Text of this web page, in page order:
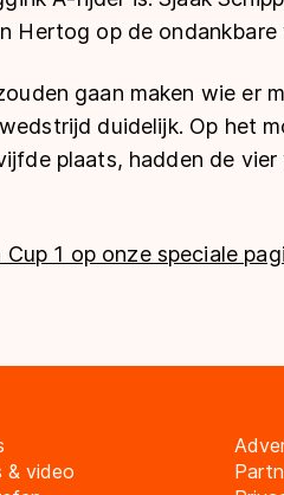
Hertog op de ondankbare
gaan maken wie er
duidelijk. Op het
plaats, hadden de
1 op onze speciale
& video